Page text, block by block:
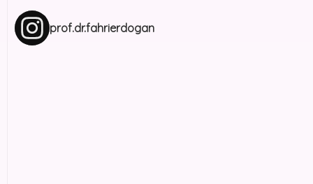
prof.dr.fahrierdogan